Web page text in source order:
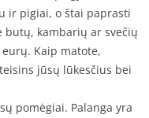
ir pigiai, o štai paprasti
butų, kambarių ar svečių
Kaip matote,
jūsų lūkesčius bei
pomėgiai. Palanga yra